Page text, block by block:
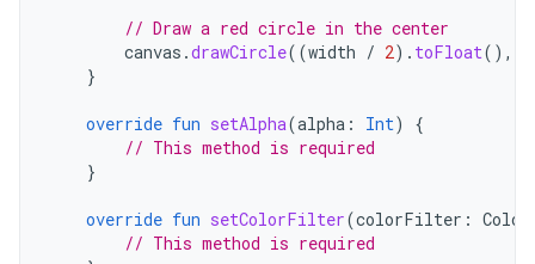
// Draw a red circle in the center
canvas .drawCircle((width / 2). toFloat(),
}
override fun setAlpha(alpha : Int)
{
// This method is required
}
override fun setColorFilter(colorFilter :
// This method is required